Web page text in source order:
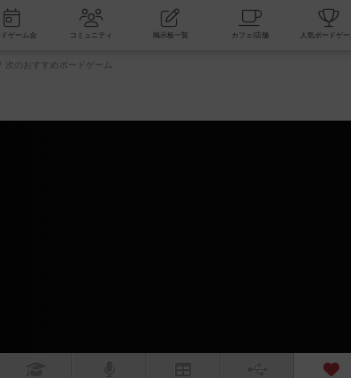
ボードゲーム会 コミュニティ 掲示板一覧 カフェ/店
次のおすすめボードゲーム